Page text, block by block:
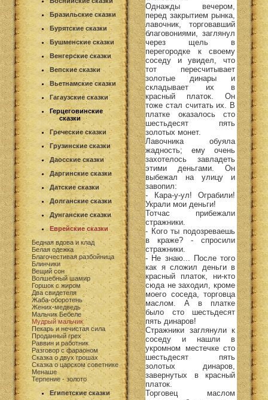
Бразильские сказки
Бурятские сказки
Бушменские сказки
Венгерские сказки
Вепские сказки
Вьетнамские сказки
Гагаузские сказки
Герцеговинские
сказки
Греческие сказки
Грузинские сказки
Даосские сказки
Даргинские сказки
Датские сказки
Долганские сказки
Дунганские сказки
Еврейские сказки
Бедная вдова и клад
Белая одежка
Благочестивая разбойница
Блинчики
Вещий сон
Волшебный шамир
Горшок с жиром
Два свидетеля
Жаба-оборотень
Жених-медведь
Мальчик Бебеле
Мудрый мальчик
Пекарь и нечистая сила
Проданный грех
Раввин и работник
Разговор с фараоном
Сказка о двух грошах
Сказка о царском советнике
Менаше
Терпение - золото
Египетские сказки
Однажды вечером,
перед закрытием рынка,
лавочник, торговавший
благовониями, заглянул
через щель в
перегородке к своему
соседу и увидел, что
тот пересчитывает
золотые динары и
складывает их в
красный платок. Он
тоже стал считать их. В
платке оказалось сто
шестьдесят пять
золотых монет.
Лавочника обуяла
жадность; ему очень
захотелось завладеть
этими деньгами. Он
выбежал на улицу и
завопил:
- Кара-у-ул! Ограбили!
Украли мои деньги!
Тотчас прибежали
стражники.
- Кого ты подозреваешь
в краже? - спросили
стражники.
- Не знаю... После того
как я сложил деньги в
красный платок, ни-кто
сюда не заходил, кроме
моего соседа, торговца
маслом. А в платке
было сто шестьдесят
пять динаров!
Стражники заглянули к
соседу и нашли в
укромном местечке сто
шестьдесят пять
золотых динаров,
завернутых в красный
платок.
Торговец маслом